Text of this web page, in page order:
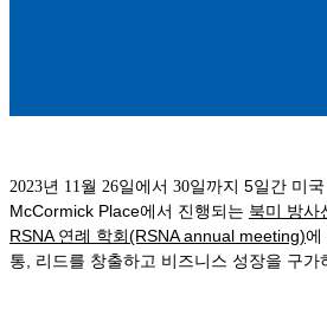
2023년 11월 26일에서 30일까지 5일간 미
McCormick Place에서 진행되는 북미 방사
RSNA 연례 학회(RSNA annual meeting)에
통, 리드를 창출하고 비즈니스 성장을 구가